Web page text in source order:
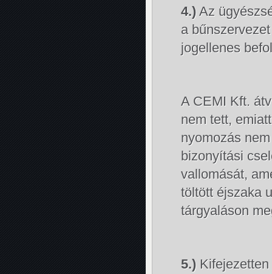
4.) Az
a
jogellenes
A CEMI Kft.
nem tett,
nyomozás
bizonyítási
vallomását,
töltött éjszaka
tárgyaláson
5.)